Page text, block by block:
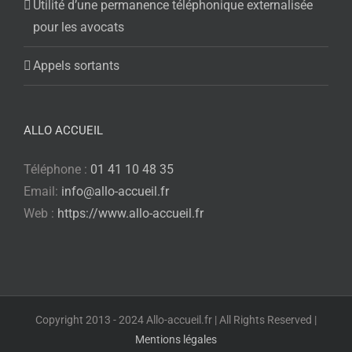
Utilité d’une permanence téléphonique externalisée
pour les avocats
Appels sortants
ALLO ACCUEIL
Téléphone : 01 41 10 48 35
Email: info@allo-accueil.fr
Web : https://www.allo-accueil.fr
Copyright 2013 - 2024 Allo-accueil.fr | All Rights Reserved |
Mentions légales